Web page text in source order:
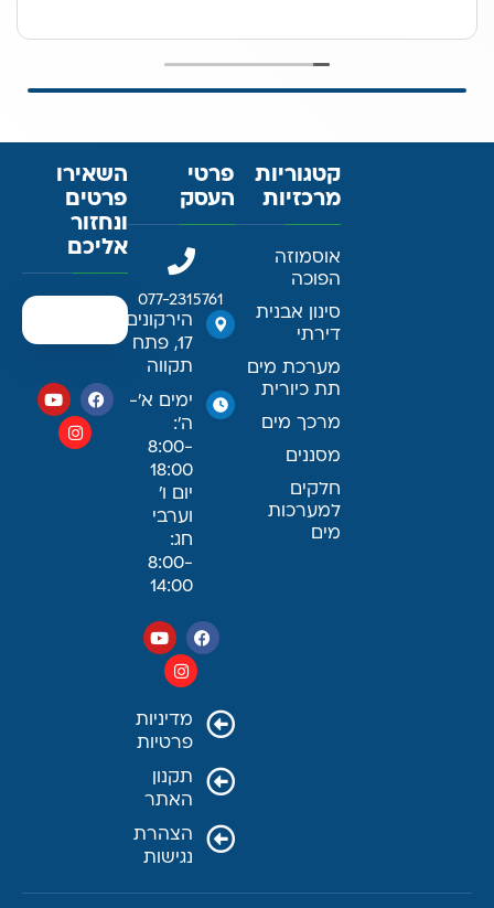
קטגוריות
מרכזיות
אוסמוזה
הפוכה
סינון אבנית
דירתי
מערכת מים
תת כיורית
מרכך מים
מסננים
חלקים
למערכות
מים
פרטי
העסק
077-2315761
הירקונים
17, פתח
תקווה
ימים א׳-
ה׳:
8:00-
18:00
יום ו׳
וערבי
חג:
8:00-
14:00
מדיניות
פרטיות
תקנון
האתר
הצהרת
נגישות
השאירו
פרטים
ונחזור
אליכם